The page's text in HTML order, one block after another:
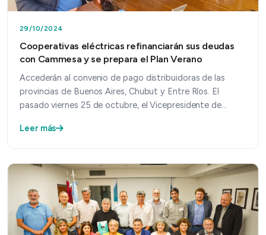
29/10/2024
Cooperativas eléctricas refinanciarán sus deudas
con Cammesa y se prepara el Plan Verano
Accederán al convenio de pago distribuidoras de las
provincias de Buenos Aires, Chubut y Entre Ríos. El
pasado viernes 25 de octubre, el Vicepresidente de
Leer más